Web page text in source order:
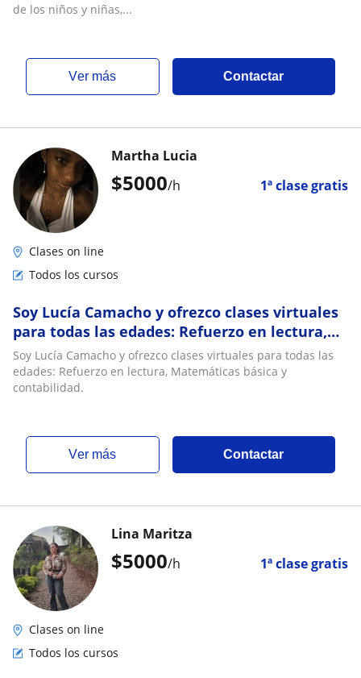
de los niños y niñas,...
ver más Contactar
$5000/h 1ª clase gratis
Martha Lucia
Clases on line
Todos los cursos
Soy Lucía Camacho y ofrezco clases virtuales
para todas las edades: Refuerzo en lectura,
Matemáticas básica y contabilidad
Soy Lucía Camacho y ofrezco clases virtuales para todas las
edades: Refuerzo en lectura, Matemáticas básica y
contabilidad.
ver más Contactar
$5000/h 1ª clase gratis
Lina Maritza
Clases on line
Todos los cursos